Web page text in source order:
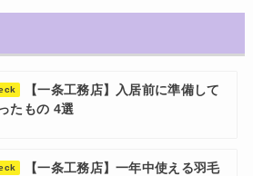
【一条工務店】入居前に準備して
たもの 4選
【一条工務店】一年中使える羽毛